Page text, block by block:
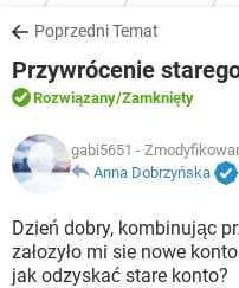
SPOTIFY
INSTAGRAM
WINDOWS 10
PlayStation
SPOTIFY
INSTAGRAM
WINDOWS 10
DO POBRANIA
ANDROID
GRY
IOS
INSTAGRAM
WINDOWS 10
FORUM
COVID-19
GRY
INSTAGRAM
ARTYKUŁY
COVID-19
GRY
SPOTIFY
Poprzedni Temat
Przywrócenie
Rozwiązany/Zamknięty
gabi5651 -
Anna Dobrzyńska
Dzień dobry, kombinując
załozyło mi sie nowe
jak odzyskać stare konto?